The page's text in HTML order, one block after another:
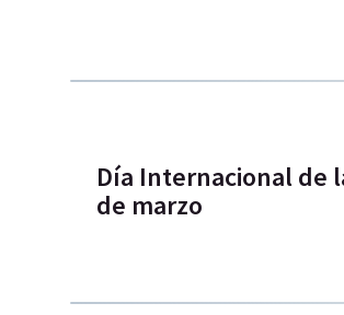
Día Internacional de
de marzo